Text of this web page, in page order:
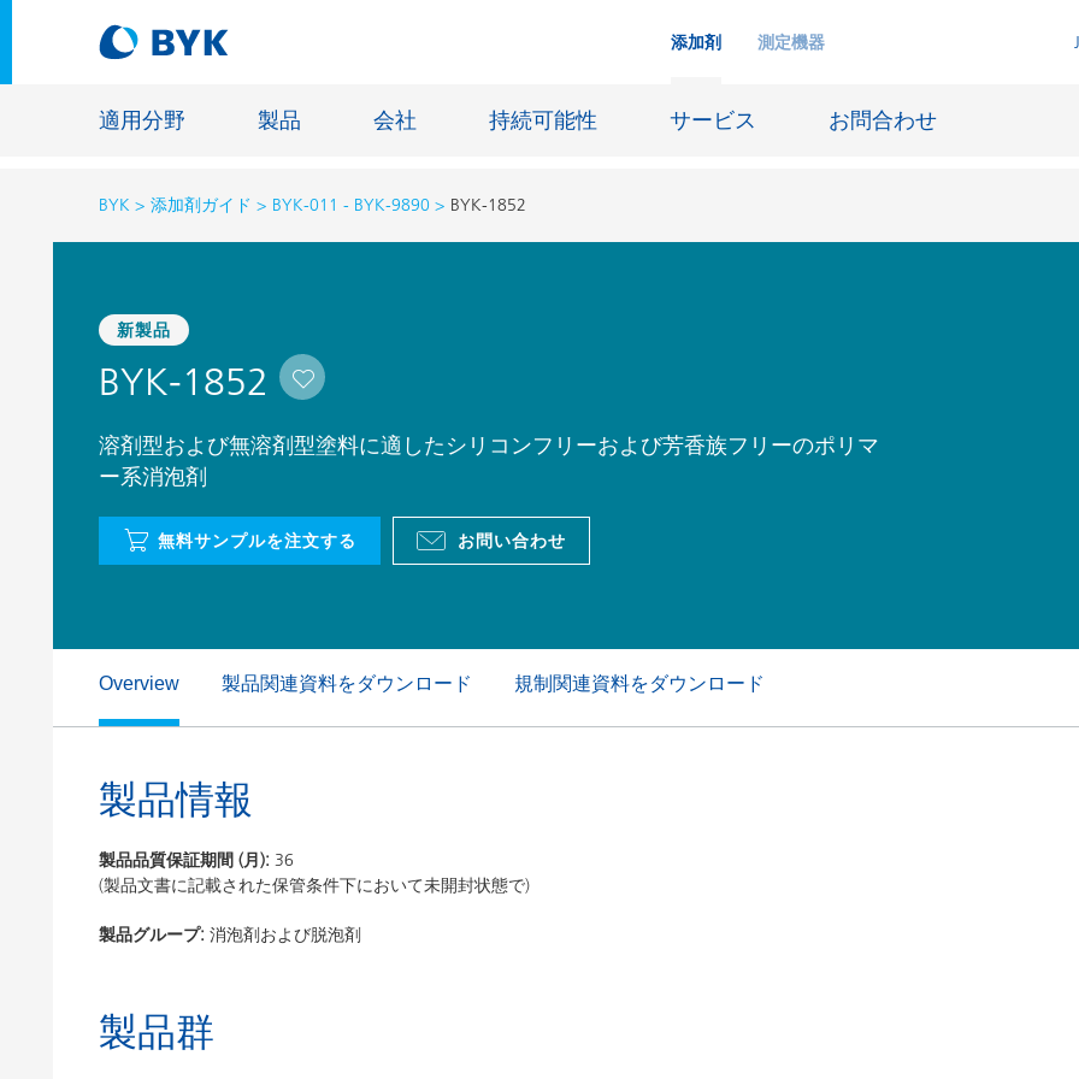
添加剤 測定機器
適用分野 製品 会社 持続可能性 サービス お問合わせ
適用分野別の推奨製品
接着剤およびシーリング材
建築塗料
自動車・車両用塗料
自動車補修塗料
缶コーティング
粘土（活性白土）触媒
一般工業用塗料
ホームケアおよび業務・工業用洗浄剤
BYK 添加剤ガイド BYK-011 - BYK-9890 BYK-1852
新製品
BYK-1852
溶剤型および無溶剤型塗料に適したシリコンフリーおよび芳香族フリーのポリマ
ー系消泡剤
無料サンプルを注文する お問い合わせ
Overview 製品関連資料をダウンロード 規制関連資料をダウンロード
製品情報
製品品質保証期間 (月): 36
(製品文書に記載された保管条件下において未開封状態で)
製品グループ: 消泡剤および脱泡剤
製品群